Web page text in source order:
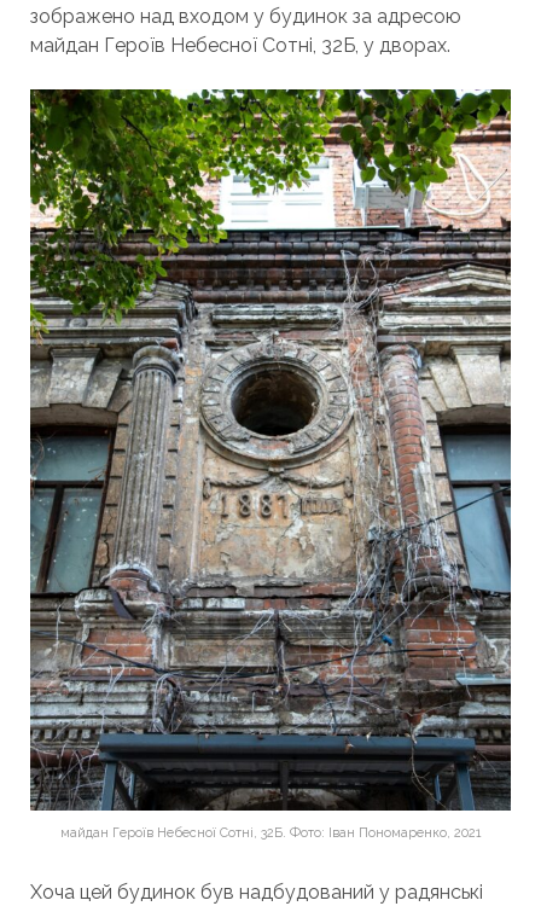
зображено над входом у будинок за адресою
майдан Героїв Небесної Сотні, 32Б, у дворах.
майдан Героїв Небесної Сотні, 32Б. Фото: Іван Пономаренко, 2021
Хоча цей будинок був надбудований у радянські